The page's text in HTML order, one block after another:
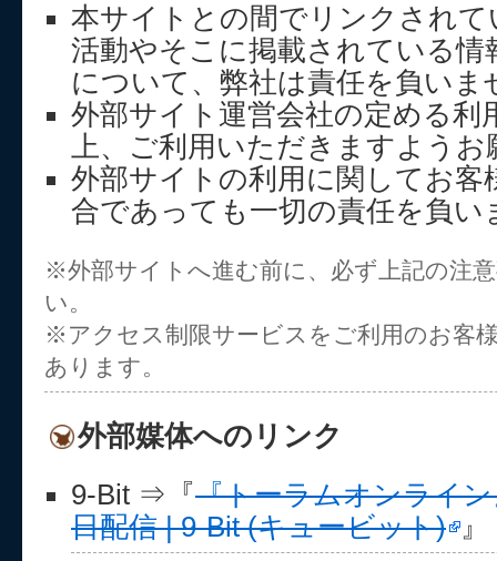
本サイトとの間でリンクされ
活動やそこに掲載されている
について、弊社は責任を負いま
外部サイト運営会社の定める利
上、ご利用いただきますよう
外部サイトの利用に関してお客
合であっても一切の責任を負い
※外部サイトへ進む前に、必ず上記の注
い。
※アクセス制限サービスをご利用のお客
あります。
外部媒体へのリンク
9-Bit ⇒『『トーラムオンライ
日配信 | 9-Bit (キュービット)
』